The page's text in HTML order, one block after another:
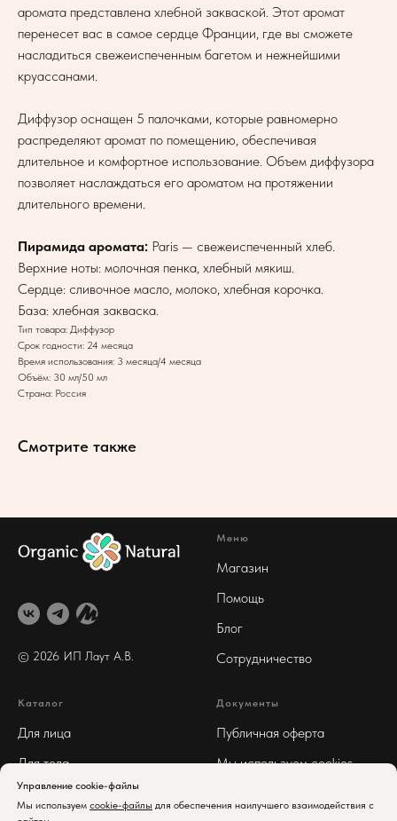
аромата представлена хлебной закваской. Этот аромат
перенесет вас в самое сердце Франции, где вы сможете
насладиться свежеиспеченным багетом и нежнейшими
круассанами.
Диффузор оснащен 5 палочками, которые равномерно
распределяют аромат по помещению, обеспечивая
длительное и комфортное использование. Объем диффузора
позволяет наслаждаться его ароматом на протяжении
длительного времени.
Пирамида аромата: Paris — свежеиспеченный хлеб.
Верхние ноты: молочная пенка, хлебный мякиш.
Сердце: сливочное масло, молоко, хлебная корочка.
База: хлебная закваска.
Тип товара: Диффузор
Срок годности: 24 месяца
Время использования: 3 месяца/4 месяца
Объём: 30 мл/50 мл
Страна: Россия
Смотрите также
© 2026 ИП Лаут А.В.
Меню
Магазин
Помощь
Блог
Сотрудничество
Каталог
Для лица
Для тела
Для волос
Документы
Публичная оферта
Мы используем cookies
Управление cookie-файлы
Мы используем cookie-файлы для обеспечения наилучшего взаимодействия с